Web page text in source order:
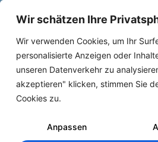
Wir schätzen Ihre
Wir verwenden Cookies, um Ihr
personalisierte Anzeigen oder
unseren Datenverkehr zu
akzeptieren" klicken, stimmen Sie
Cookies zu.
Anpassen